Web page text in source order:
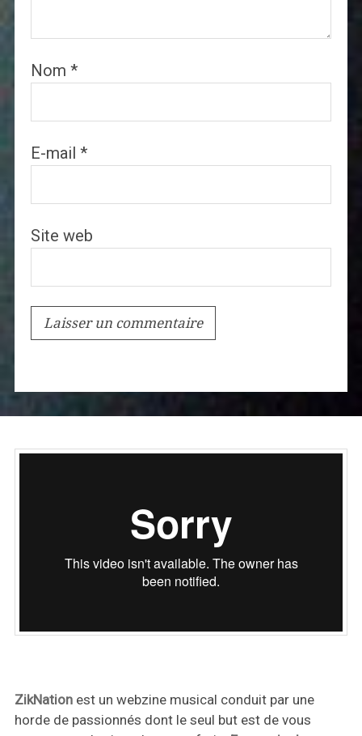
Nom *
E-mail *
Site web
ZikNationest un webzine musical conduit par une
horde de passionnés dont le seul but est de vous